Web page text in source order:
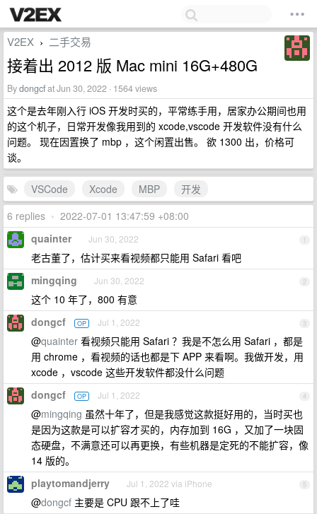
V2EX › 二手交易
接着出 2012 版 Mac mini 16G+480G
Bydongcfat Jun 30, 2022 · 1564 views
这个是去年刚入行 iOS 开发时买的，平常练手用，居家办公期间也用
的这个机子，日常开发像我用到的 xcode,vscode 开发软件没有什么
问题。 现在因置换了 mbp ，这个闲置出售。 欲 1300 出，价格可
谈。
VSCode Xcode MBP
开发
6 replies • 2022-07-01 13:47:59 +08:00
1
quainter Jun 30, 2022
老古董了，估计买来看视频都只能用 Safari 看吧
2
mingqing Jun 30, 2022
这个 10 年了，800 有意
3
dongcf OP Jul 1, 2022
@quainter 看视频只能用 Safari ？我是不怎么用 Safari ，都是
用 chrome ，看视频的话也都是下 APP 来看啊。我做开发，用
xcode ，vscode 这些开发软件都没什么问题
4
dongcf OP Jul 1, 2022
@mingqing 虽然十年了，但是我感觉这款挺好用的，当时买也
是因为这款是可以扩容才买的，内存加到 16G ，又加了一块固
态硬盘，不满意还可以再更换，有些机器是定死的不能扩容，像
14 版的。
5
playtomandjerry Jul 1, 2022 via iPhone
@dongcf 主要是 CPU 跟不上了哇